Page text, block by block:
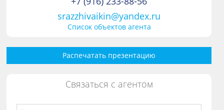
srazzhivaikin@yandex.ru
Список объектов агента
Распечатать презентацию
Связаться с агентом